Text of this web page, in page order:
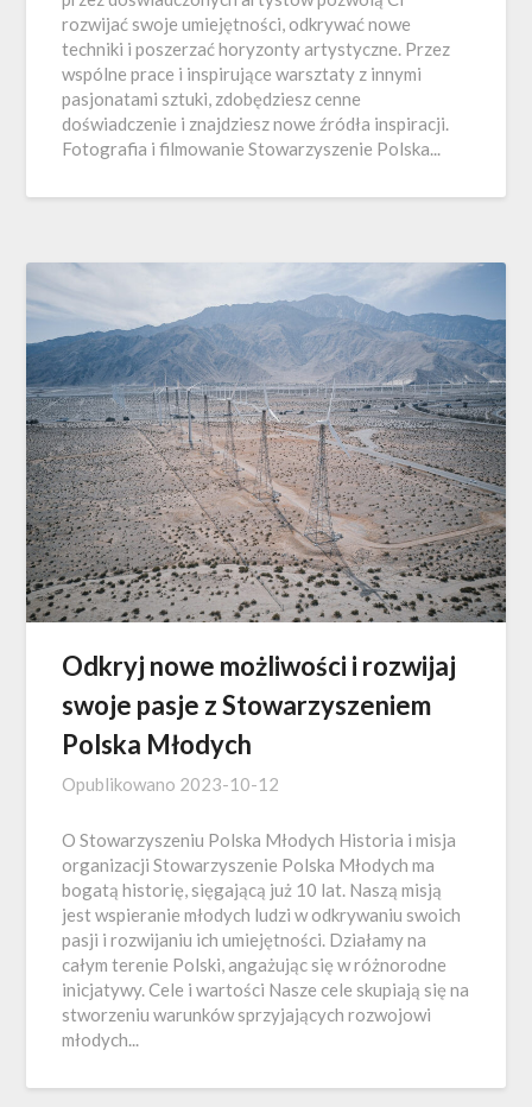
rozwijać swoje umiejętności, odkrywać nowe
techniki i poszerzać horyzonty artystyczne. Przez
wspólne prace i inspirujące warsztaty z innymi
pasjonatami sztuki, zdobędziesz cenne
doświadczenie i znajdziesz nowe źródła inspiracji.
Fotografia i filmowanie Stowarzyszenie Polska...
Odkryj nowe możliwości i rozwijaj
swoje pasje z Stowarzyszeniem
Polska Młodych
Opublikowano 2023-10-12
O Stowarzyszeniu Polska Młodych Historia i misja
organizacji Stowarzyszenie Polska Młodych ma
bogatą historię, sięgającą już 10 lat. Naszą misją
jest wspieranie młodych ludzi w odkrywaniu swoich
pasji i rozwijaniu ich umiejętności. Działamy na
całym terenie Polski, angażując się w różnorodne
inicjatywy. Cele i wartości Nasze cele skupiają się na
stworzeniu warunków sprzyjających rozwojowi
młodych...